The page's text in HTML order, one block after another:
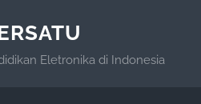
Eletronika di Indonesia